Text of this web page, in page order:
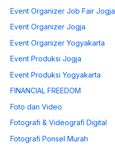
Event Organizer Job Fair Jogja
Event Organizer Jogja
Event Organizer Yogyakarta
Event Produksi Jogja
Event Produksi Yogyakarta
FINANCIAL FREEDOM
Foto dan Video
Fotografi & Videografi Digital
Fotografi Ponsel Murah